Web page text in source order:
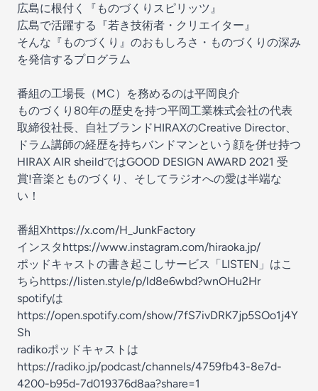
広島に根付く『ものづくりスピリッツ』
広島で活躍する『若き技術者・クリエイター』​
そんな『ものづくり』のおもしろさ・ものづくりの深み
を発信するプログラム
番組の工場長（MC）を務めるのは平岡良介
ものづくり80年の歴史を持つ平岡工業株式会社の代表
取締役社長、自社ブランドHIRAXのCreative Director、
ドラム講師の経歴を持ちバンドマンという顔を併せ持つ
HIRAX AIR sheildではGOOD DESIGN AWARD 2021 受
賞!音楽とものづくり、そしてラジオへの愛は半端な
い！
番組Xhttps://x.com/H_JunkFactory
インスタ https://www.instagram.com/hiraoka.jp/
ポッドキャストの書き起こしサービス「LISTEN」はこ
ちらhttps://listen.style/p/ld8e6wbd?wnOHu2Hr
spotifyは
https://open.spotify.com/show/7fS7ivDRK7jp5SOo1j4Y
Sh
radikoポッドキャストは
https://radiko.jp/podcast/channels/4759fb43-8e7d-
4200-b95d-7d019376d8aa?share=1